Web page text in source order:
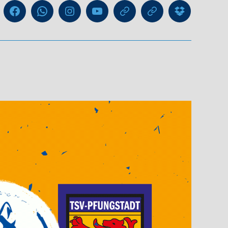
FacebookWhatsApp-InstagramYouTubeGIPHYThreads